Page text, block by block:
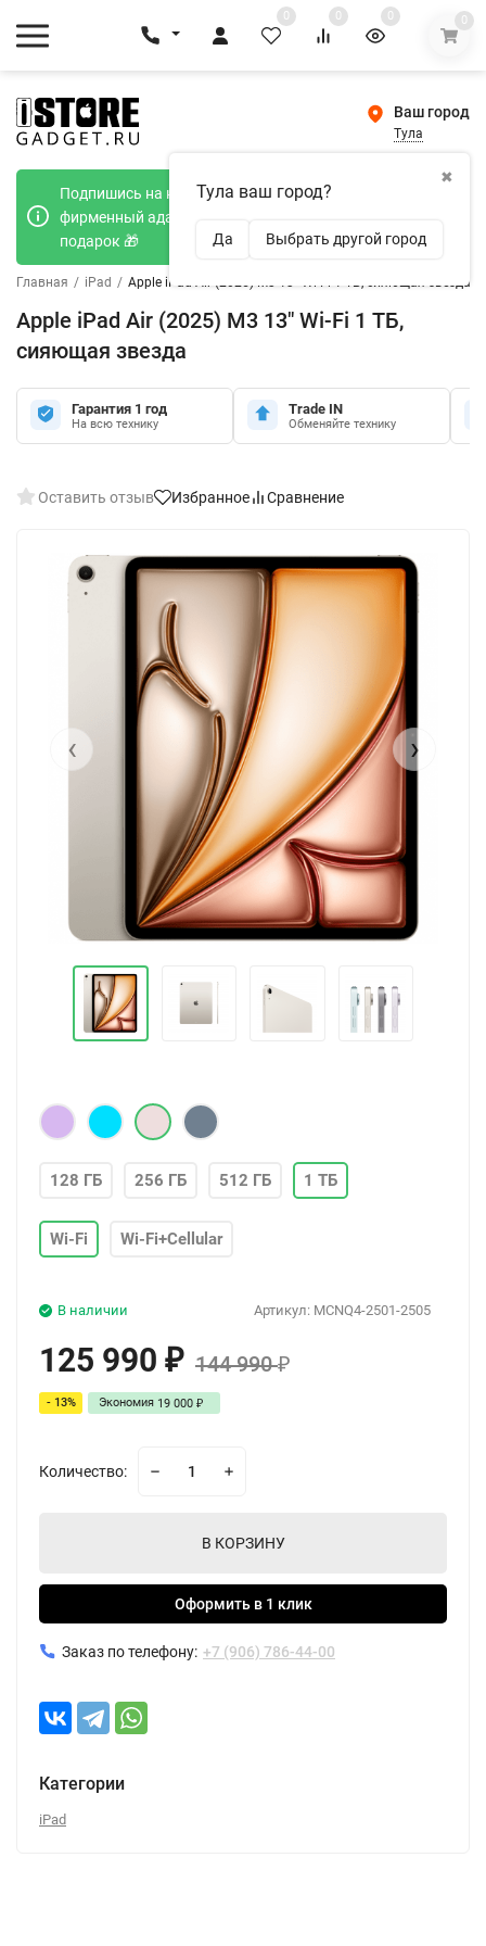
0 0 0 0
Ваш город
Тула
✖
Тула ваш город?
Да Выбрать другой город
Подпишись на наш телеграмм канал и получи
фирменный адаптер Type-C 20W при покупке в
подарок 🎁
Главная / iPad / Apple iPad Air (2025) M3 13" Wi-Fi 1 ТБ, сияющая звезда
Apple iPad Air (2025) M3 13" Wi-Fi 1 ТБ,
сияющая звезда
Гарантия 1 год
На всю технику
Trade IN
Обменяйте технику
Оставить отзыв Избранное Сравнение
‹ ›
128 ГБ 256 ГБ 512 ГБ 1 ТБ
Wi-Fi Wi-Fi+Cellular
Артикул: MCNQ4-2501-2505
В наличии
125 990 ₽ 144 990₽
- 13% Экономия 19 000 ₽
Количество:
В КОРЗИНУ
Оформить в 1 клик
Заказ по телефону: +7 (906) 786-44-00
Категории
iPad